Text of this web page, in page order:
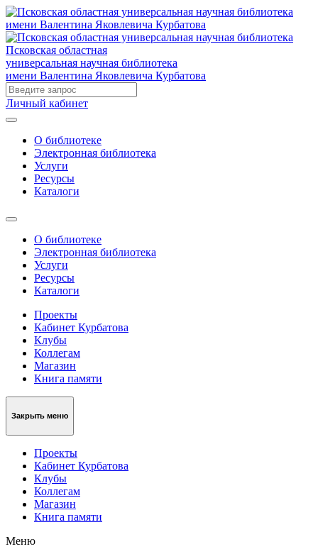
Псковская областная
универсальная научная библиотека
имени Валентина Яковлевича Курбатова
Личный кабинет
О библиотеке
Электронная библиотека
Услуги
Ресурсы
Каталоги
О библиотеке
Электронная библиотека
Услуги
Ресурсы
Каталоги
Проекты
Кабинет Курбатова
Клубы
Коллегам
Магазин
Книга памяти
Закрыть меню
Проекты
Кабинет Курбатова
Клубы
Коллегам
Магазин
Книга памяти
Меню